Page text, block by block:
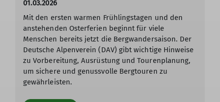
01.03.2026
Mit den ersten warmen Frühlingstagen und den
anstehenden Osterferien beginnt für viele
Menschen bereits jetzt die Bergwandersaison. Der
Deutsche Alpenverein (DAV) gibt wichtige Hinweise
zu Vorbereitung, Ausrüstung und Tourenplanung,
um sichere und genussvolle Bergtouren zu
gewährleisten.